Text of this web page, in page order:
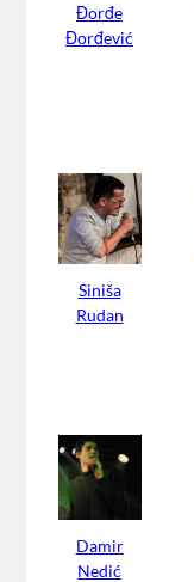
Đorđe
Đorđević
Siniša
Rudan
Damir
Nedić